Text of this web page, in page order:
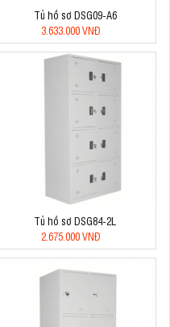
Tủ hồ sơ DSG09-A6
3.633.000 VNĐ
Tủ hồ sơ DSG84-2L
2.675.000 VNĐ